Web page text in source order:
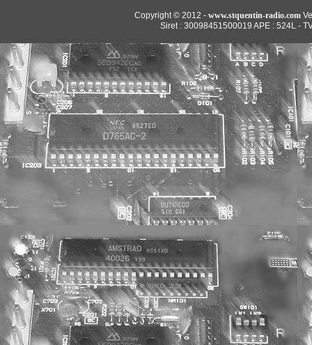
Copyright © 2012 - www.stquentin-radio.com
Siret : 30098451500019 APE : 524L -